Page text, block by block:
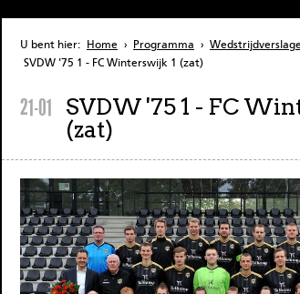
U bent hier: Home › Programma ›
SVDW '75 1 - FC Winterswijk 1 (zat)
21-01 SVDW '75 1 - FC
(zat)